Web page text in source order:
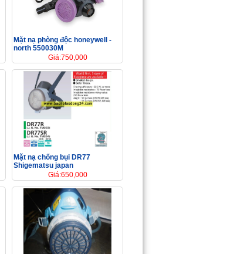
Mặt nạ phòng độc honeywell -
north 550030M
Giá:750,000
Mặt nạ chống bụi DR77
Shigematsu japan
Giá:650,000